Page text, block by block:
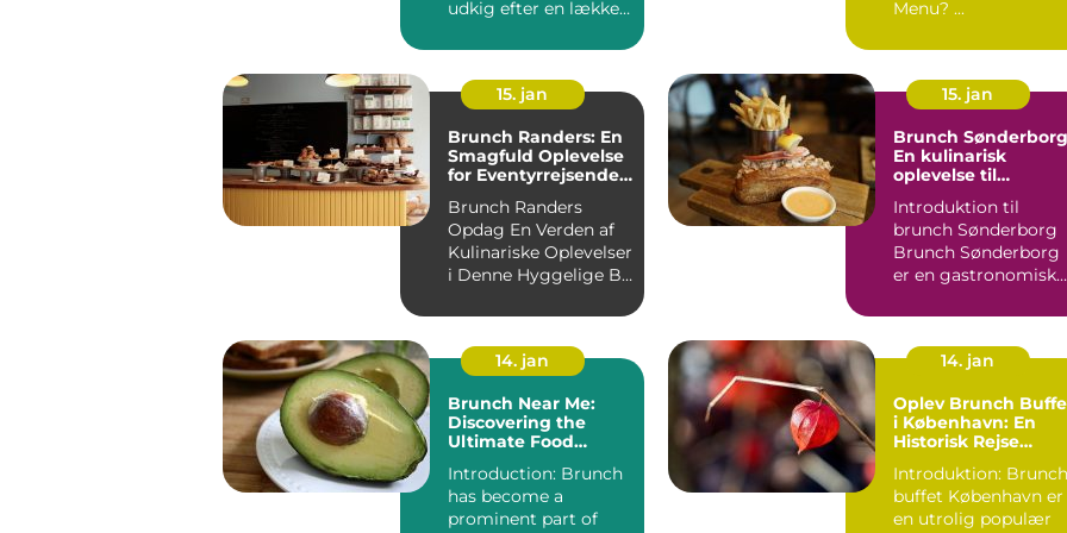
udkig efter en lækker,
starte...
Menu? ...
15. jan
Brunch Randers: En
Smagfuld Oplevelse
for Eventyrrejsende
Brunch Randers
Opdag En Verden af
Kulinariske Oplevelser
i Denne Hyggelige By
15. jan
Brunch
En kulinarisk
oplevelse til
backpackere
Introduktion til
brunch Sønderborg
Brunch Sønderborg
er en gastronomisk
i d...
14. jan
Brunch Near Me:
Discovering the
Ultimate Food
Introduction: Brunch
has become a
prominent part of
14. jan
Oplev Brunch
i København: En
Historisk Rejse
Danske Hovedstads
Kulinariske Skatte
Introduktion: Brunch
buffet København er
en utrolig populær